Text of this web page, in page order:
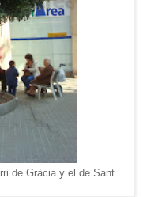
de Gràcia y el de Sant